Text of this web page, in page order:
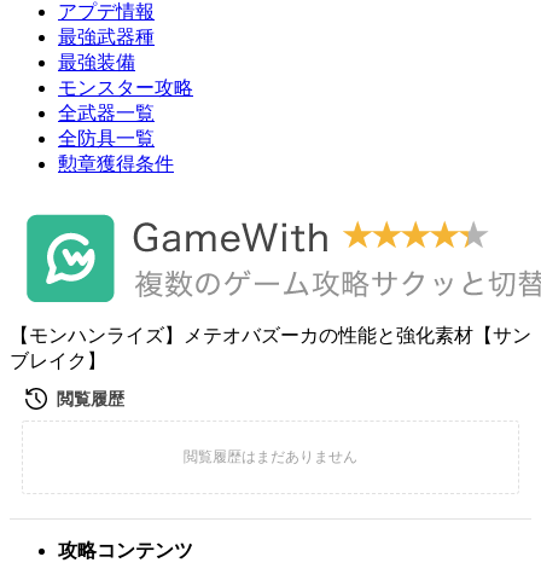
アプデ情報
最強武器種
最強装備
モンスター攻略
全武器一覧
全防具一覧
勲章獲得条件
【モンハンライズ】メテオバズーカの性能と強化素材【サン
ブレイク】
攻略コンテンツ